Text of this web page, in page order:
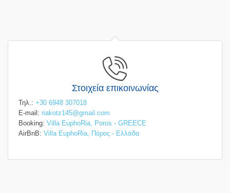
Στοιχεία επικοινωνίας
Τηλ.: +30 6948 307018
E-mail: riakotz145@gmail.com
Booking: Villa EuphoRia, Poros - GREECE
AirBnB: Villa EuphoRia, Πόρος - Ελλάδα